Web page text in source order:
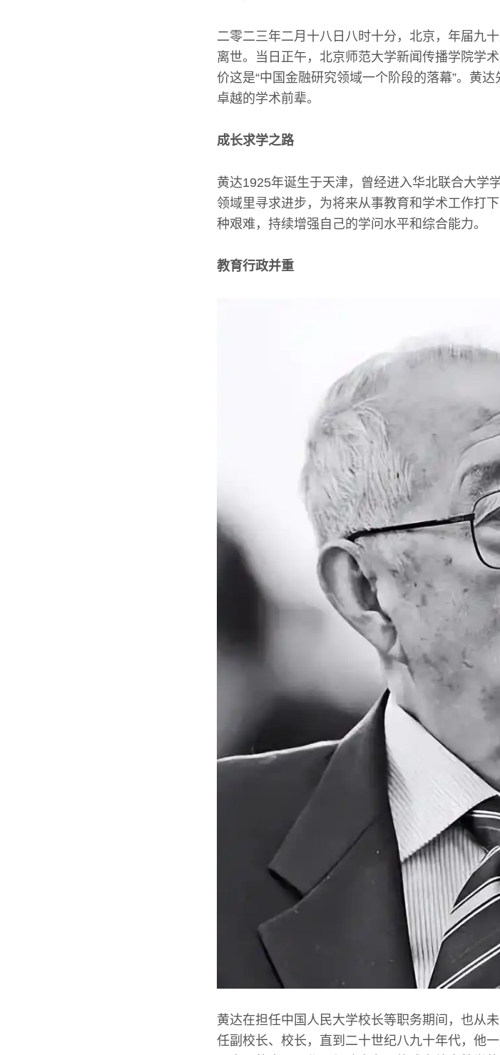
二零二三年二月十八日八时十分，北京，年届九
离世。当日正午，北京师范大学新闻传播学院学
价这是“中国金融研究领域一个阶段的落幕”。黄
卓越的学术前辈。
成长求学之路
黄达1925年诞生于天津，曾经进入华北联合大学
领域里寻求进步，为将来从事教育和学术工作打
种艰难，持续增强自己的学问水平和综合能力。
教育行政并重
黄达在担任中国人民大学校长等职务期间，也从
任副校长、校长，直到二十世纪八九十年代，他